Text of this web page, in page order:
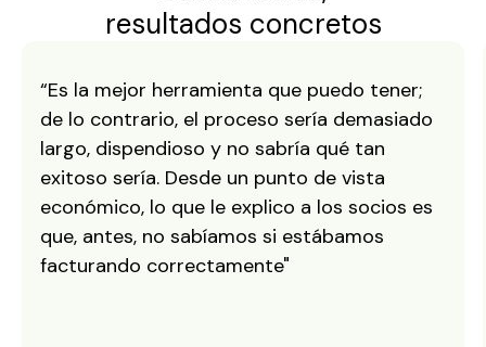
resultados concretos
“Es la mejor herramienta que puedo tener;
de lo contrario, el proceso sería demasiado
largo, dispendioso y no sabría qué tan
exitoso sería. Desde un punto de vista
económico, lo que le explico a los socios es
que, antes, no sabíamos si estábamos
facturando correctamente"